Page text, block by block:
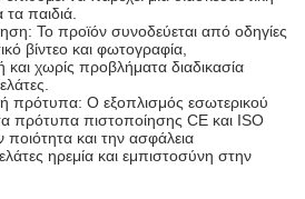
τα παιδιά.
Το προϊόν συνοδεύεται από οδηγίες
βίντεο και φωτογραφία,
και χωρίς προβλήματα διαδικασία
πρότυπα: Ο εξοπλισμός εσωτερικού
πρότυπα πιστοποίησης CE και ISO
και την ασφάλεια
ηρεμία και εμπιστοσύνη στην